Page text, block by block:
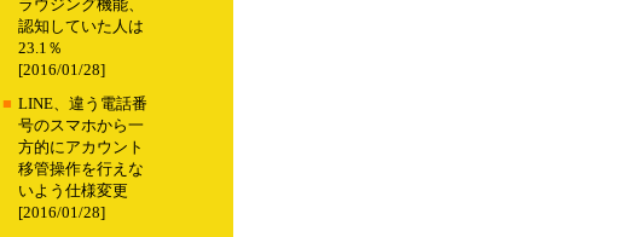
ラウジング機能、
認知していた人は
23.1％
[2016/01/28]
■ LINE、違う電話番
号のスマホから一
方的にアカウント
移管操作を行えな
いよう仕様変更
[2016/01/28]